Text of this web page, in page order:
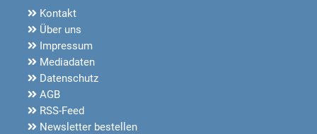
Kontakt
Über uns
Impressum
Mediadaten
Datenschutz
AGB
RSS-Feed
Newsletter bestellen